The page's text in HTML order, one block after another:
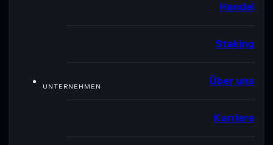
Handel
Staking
UNTERNEHMEN Über uns
Karriere